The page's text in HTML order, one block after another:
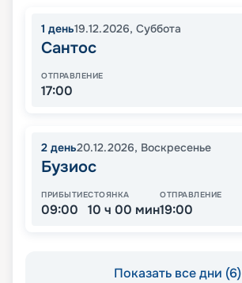
1 день19.12.2026, Суббота
Сантос
ОТПРАВЛЕНИЕ
17:00
2 день20.12.2026, Воскресенье
Бузиос
ПРИБЫТИЕ
09:00
СТОЯНКА
10 ч 00 мин
ОТПРАВЛЕНИЕ
19:00
Показать все дни (6)